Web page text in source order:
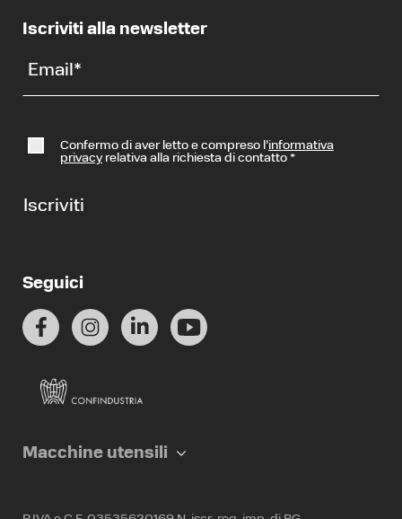
Iscriviti alla newsletter
Email*
Confermo di aver letto e compreso l’informativa
privacyrelativa alla richiesta di contatto *
Iscriviti
Seguici
Macchine utensili